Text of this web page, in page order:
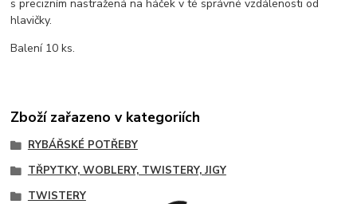
s precizním nastražená na háček v té správné vzdálenosti od
hlavičky.
Balení 10 ks.
Zboží zařazeno v kategoriích
RYBÁŘSKÉ POTŘEBY
TŘPYTKY, WOBLERY, TWISTERY, JIGY
TWISTERY